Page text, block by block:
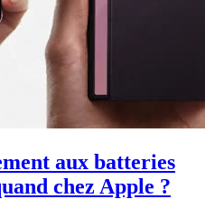
aux batteries
chez Apple ?